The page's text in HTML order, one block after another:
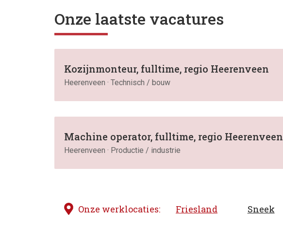
Onze laatste vacatures
Kozijnmonteur, fulltime, regio Heerenveen
Heerenveen · Technisch / bouw
Machine operator, fulltime, regio Heerenveen
Heerenveen · Productie / industrie
Onze werklocaties: Friesland Sneek